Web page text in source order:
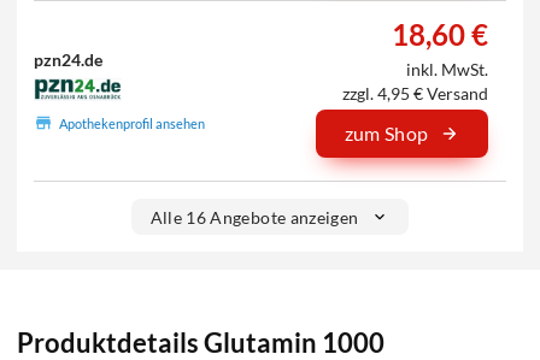
pzn24.de
Apothekenprofil ansehen
18,60 €
inkl. MwSt.
zzgl. 4,95 € Versand
zum Shop
Alle 16 Angebote anzeigen
Produktdetails Glutamin 1000